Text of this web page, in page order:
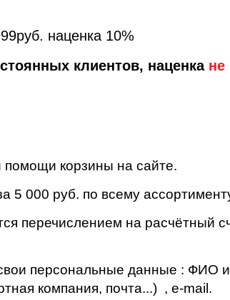
наценка 10%
клиентов, наценка не
помощи корзины на сайте.
5 000 руб. по всему
перечислением на расчётный
персональные данные : ФИО
компания, почта...) , e-mail.